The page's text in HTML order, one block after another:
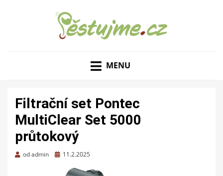
MENU
Filtrační set Pontec
MultiClear Set 5000
průtokový
odadmin
Zveřejněno
11.2.2025